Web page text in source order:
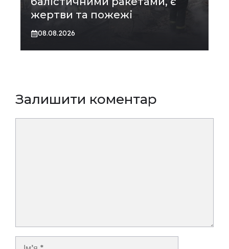
жертви та пожежі
08.08.2026
Залишити коментар
Ім’я